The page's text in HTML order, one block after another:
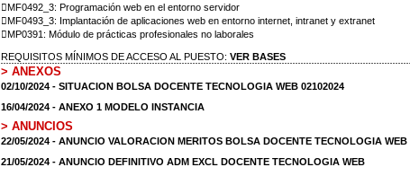
MF0492_3: Programación web en el entorno servidor
MF0493_3: Implantación de aplicaciones web en entorno internet, intranet y extranet
MP0391: Módulo de prácticas profesionales no laborales
REQUISITOS MÍNIMOS DE ACCESO AL PUESTO: VER BASES
> ANEXOS
02/10/2024 - SITUACION BOLSA DOCENTE TECNOLOGIA WEB 02102024
16/04/2024 - ANEXO 1 MODELO INSTANCIA
> ANUNCIOS
22/05/2024 - ANUNCIO VALORACION MERITOS BOLSA DOCENTE TECNOLOGIA WEB
21/05/2024 - ANUNCIO DEFINITIVO ADM EXCL DOCENTE TECNOLOGIA WEB